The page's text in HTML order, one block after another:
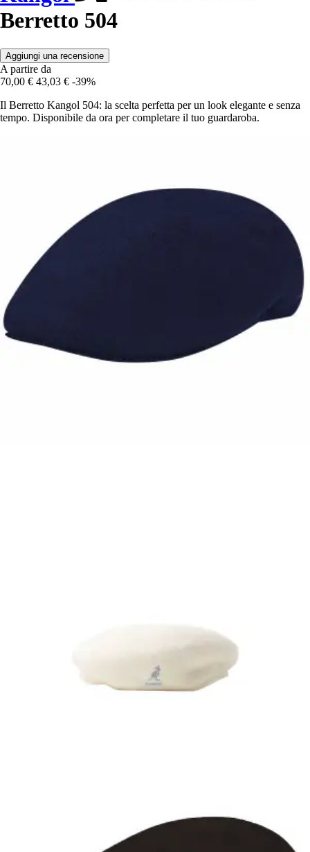
Berretto 504
Aggiungi una recensione
A partire da
70,00 € 43,03 € -39%
Il Berretto Kangol 504: la scelta perfetta per un look elegante e senza
tempo. Disponibile da ora per completare il tuo guardaroba.